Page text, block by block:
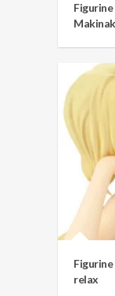
relax